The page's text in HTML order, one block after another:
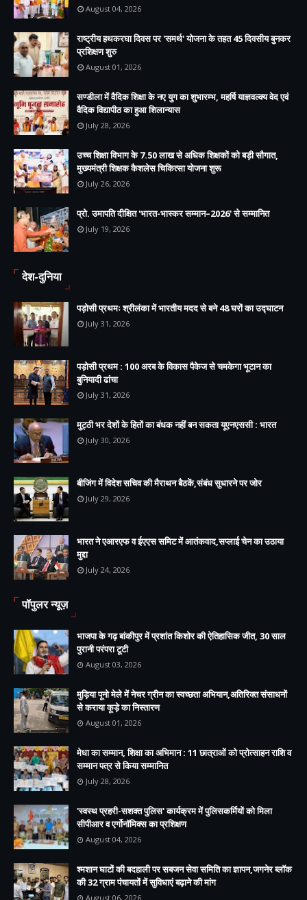
August 04, 2026
राष्ट्रीय हथकरघा दिवस पर 'समर्थ' योजना के तहत 45 दिवसीय बुनकर
प्रशिक्षण शुरु
August 01, 2026
सण्डीला में वैदिक शिक्षा के नए युग का शुभारम्भ, महर्षि याज्ञवल्क्य वेद एवं
वैदिक विद्यापीठ का हुआ शिलान्यास
July 28, 2026
उच्च शिक्षा विभाग के 7.50 लाख से अधिक शिक्षकों को बड़ी सौगात,
मुख्यमंत्री शिक्षक कैशलेस चिकित्सा योजना शुरू
July 26, 2026
प्रो. उमापति दीक्षित 'भारत-भास्कर सम्मान–2026' से सम्मानित
July 19, 2026
देश-दुनिया
पड़ोसी प्रथमः श्रीलंका में भारतीय मदद से बने 48 घरों का उद्घाटन
July 31, 2026
पड़ोसी प्रथम : 100 अरब के विकास पैकेज से चमकेगा भूटान का
बुनियादी ढांचा
July 31, 2026
मुट्ठी भर देशों के हितों का बंधक नहीं बन सकता यूएनएससी : भारत
July 30, 2026
बीजिंग में विदेश सचिव की मैराथन बैठकें,संबंध सुधारने पर जोर
July 29, 2026
भारत ने एआरएफ व ईएएस समिट में आतंकवाद,सप्लाई चेन का उठाया
मुद्दा
July 24, 2026
पॉपुलर न्यूज़
भाजपा के गढ़ बांकीपुर में प्रशांत किशोर की ऐतिहासिक जीत, 30 साल
पुरानी परंपरा टूटी
August 03, 2026
मुड़िया पूनो मेले में नेचर ग्रीन का स्वच्छता अभियान,अतिरिक्त संसाधनों
से कराया कूड़े का निस्तारण
August 01, 2026
मेधा का सम्मान, शिक्षा का अभिमान : 11 छात्राओं को प्रोत्साहन राशि व
सम्मान पत्र से किया सम्मानित
July 28, 2026
'स्वस्थ प्रहरी-सशक्त पुलिस' कार्यक्रम में पुलिसकर्मियों को मिला
सीपीआर व एर्गोनॉमिक्स का प्रशिक्षण
August 04, 2026
श्मशान घाटों की बदहाली पर सबजन सेवा समिति का ज्ञापन,जगनेर ब्लॉक
की 32 ग्राम पंचायतों में सुविधाएं बढ़ाने की मांग
August 06, 2026